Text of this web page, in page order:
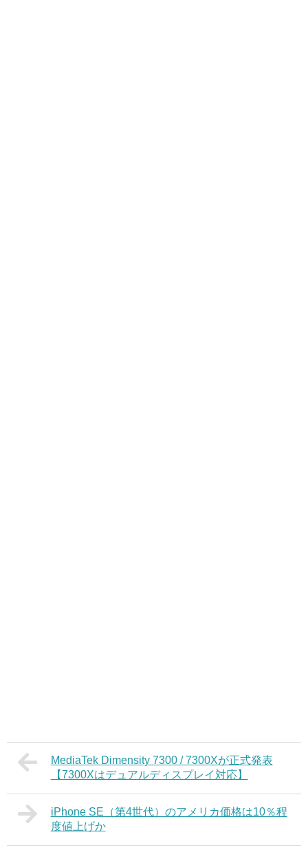
MediaTek Dimensity 7300 / 7300Xが正式発表
【7300Xはデュアルディスプレイ対応】
iPhone SE（第4世代）のアメリカ価格は10％程
度値上げか